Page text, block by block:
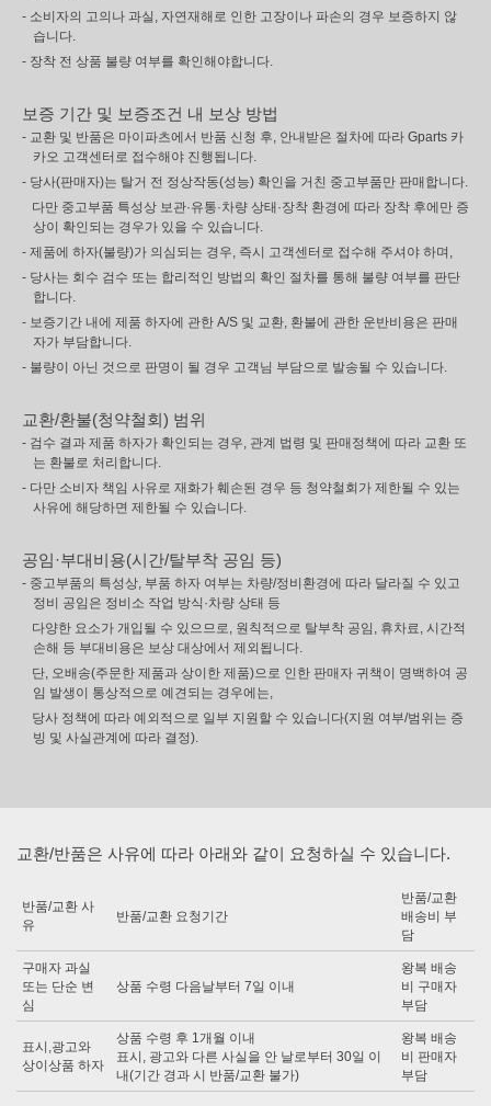
- 소비자의 고의나 과실, 자연재해로 인한 고장이나 파손의 경우 보증하지 않
습니다.
- 장착 전 상품 불량 여부를 확인해야합니다.
보증 기간 및 보증조건 내 보상 방법
- 교환 및 반품은 마이파츠에서 반품 신청 후, 안내받은 절차에 따라 Gparts 카
카오 고객센터로 접수해야 진행됩니다.
- 당사(판매자)는 탈거 전 정상작동(성능) 확인을 거친 중고부품만 판매합니다.
다만 중고부품 특성상 보관·유통·차량 상태·장착 환경에 따라 장착 후에만 증
상이 확인되는 경우가 있을 수 있습니다.
- 제품에 하자(불량)가 의심되는 경우, 즉시 고객센터로 접수해 주셔야 하며,
- 당사는 회수 검수 또는 합리적인 방법의 확인 절차를 통해 불량 여부를 판단
합니다.
- 보증기간 내에 제품 하자에 관한 A/S 및 교환, 환불에 관한 운반비용은 판매
자가 부담합니다.
- 불량이 아닌 것으로 판명이 될 경우 고객님 부담으로 발송될 수 있습니다.
교환/환불(청약철회) 범위
- 검수 결과 제품 하자가 확인되는 경우, 관계 법령 및 판매정책에 따라 교환 또
는 환불로 처리합니다.
- 다만 소비자 책임 사유로 재화가 훼손된 경우 등 청약철회가 제한될 수 있는
사유에 해당하면 제한될 수 있습니다.
공임·부대비용(시간/탈부착 공임 등)
- 중고부품의 특성상, 부품 하자 여부는 차량/정비환경에 따라 달라질 수 있고
정비 공임은 정비소 작업 방식·차량 상태 등
다양한 요소가 개입될 수 있으므로, 원칙적으로 탈부착 공임, 휴차료, 시간적
손해 등 부대비용은 보상 대상에서 제외됩니다.
단, 오배송(주문한 제품과 상이한 제품)으로 인한 판매자 귀책이 명백하여 공
임 발생이 통상적으로 예견되는 경우에는,
당사 정책에 따라 예외적으로 일부 지원할 수 있습니다(지원 여부/범위는 증
빙 및 사실관계에 따라 결정).
교환/반품은 사유에 따라 아래와 같이 요청하실 수 있습니다.
반품/교환 사
유
반품/교환 요청기간
반품/교환
배송비 부
담
구매자 과실
또는 단순 변
심
상품 수령 다음날부터 7일 이내
왕복 배송
비 구매자
부담
표시,광고와
상이상품 하자
상품 수령 후 1개월 이내
표시, 광고와 다른 사실을 안 날로부터 30일 이
내(기간 경과 시 반품/교환 불가)
왕복 배송
비 판매자
부담